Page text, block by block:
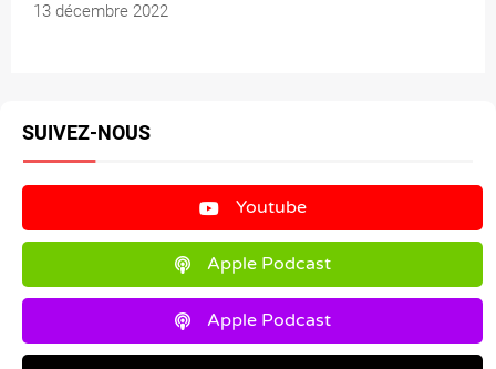
13 décembre 2022
SUIVEZ-NOUS
Youtube
Apple Podcast
Apple Podcast